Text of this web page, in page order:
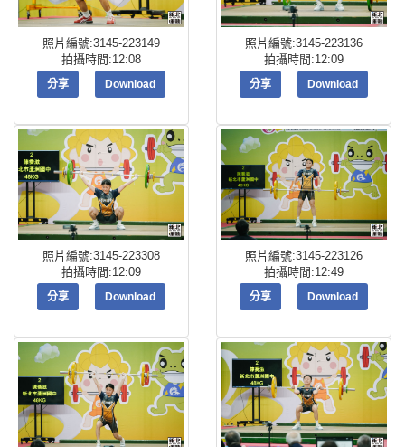
照片編號:3145-223149
拍攝時間:12:08
分享 Download
照片編號:3145-223136
拍攝時間:12:09
分享 Download
照片編號:3145-223308
拍攝時間:12:09
分享 Download
照片編號:3145-223126
拍攝時間:12:49
分享 Download